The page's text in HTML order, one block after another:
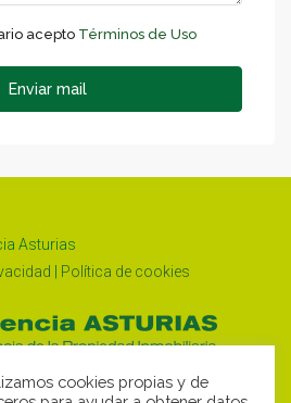
acepto Términos de Uso
Enviar mail
Asturias
Política de cookies
cookies propias y de